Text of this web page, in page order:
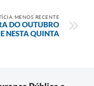
MENOS RECENTE
DO OUTUBRO
NESTA QUINTA